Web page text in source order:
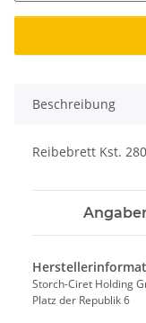
Beschreibung
Reibebrett Kst.
Storch-Ciret Holding
Platz der Republik 6